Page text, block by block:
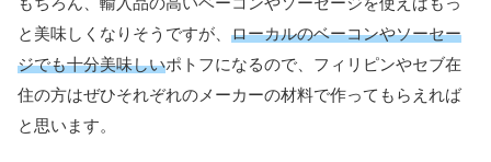
と美味しくなりそうですが、 ローカルのベーコンやソーセー
ジでも十分美味しいポトフになるので、フィリピンやセブ在
住の方はぜひそれぞれのメーカーの材料で作ってもらえれば
と思います。